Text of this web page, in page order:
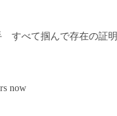
すべて掴んで存在の証明
now